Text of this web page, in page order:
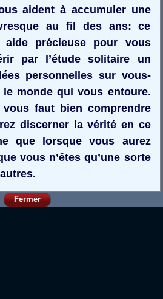
aident à accumuler une
au fil des ans: ce
précieuse pour vous
par l’étude solitaire un
personnelles sur vous-
le monde qui vous entoure.
faut bien comprendre
discerner la vérité en ce
que lorsque vous aurez
vous n’êtes qu’une sorte